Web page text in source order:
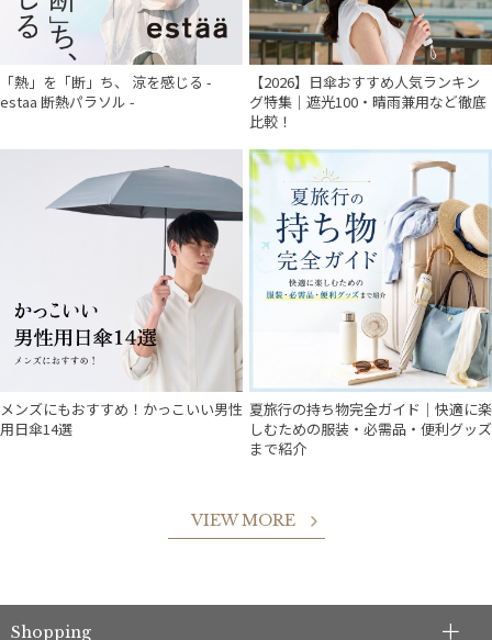
「熱」を「断」ち、 涼を感じる -
estaa 断熱パラソル -
【2026】日傘おすすめ人気ランキン
グ特集｜遮光100・晴雨兼用など徹底
比較！
メンズにもおすすめ！かっこいい男性
用日傘14選
夏旅行の持ち物完全ガイド｜快適に楽
しむための服装・必需品・便利グッズ
まで紹介
VIEW MORE
Shopping